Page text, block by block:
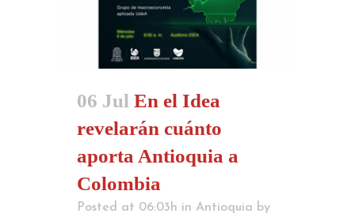
06 Jul En el Idea
revelarán cuánto
aporta Antioquia a
Colombia
Posted at 06:03h in Antioquia by